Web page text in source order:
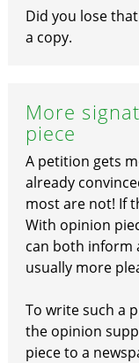
Did you lose
a copy.
More
piece
A petition gets
already
most are not! If
With opinion
can both inform
usually more
To write such a
the opinion
piece to a